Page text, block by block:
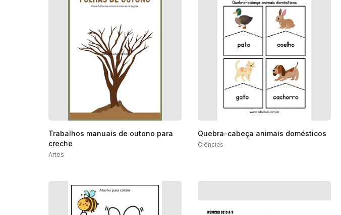
Trabalhos manuais de outono para
creche
Artes
Quebra-cabeça animais domésticos
Ciências